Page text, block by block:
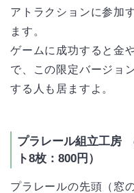
アトラクションに参加
ます。
ゲームに成功すると金
で、この限定バージョ
する人も居ますよ。
プラレール組立工房
ト8枚：800円）
プラレールの先頭（窓